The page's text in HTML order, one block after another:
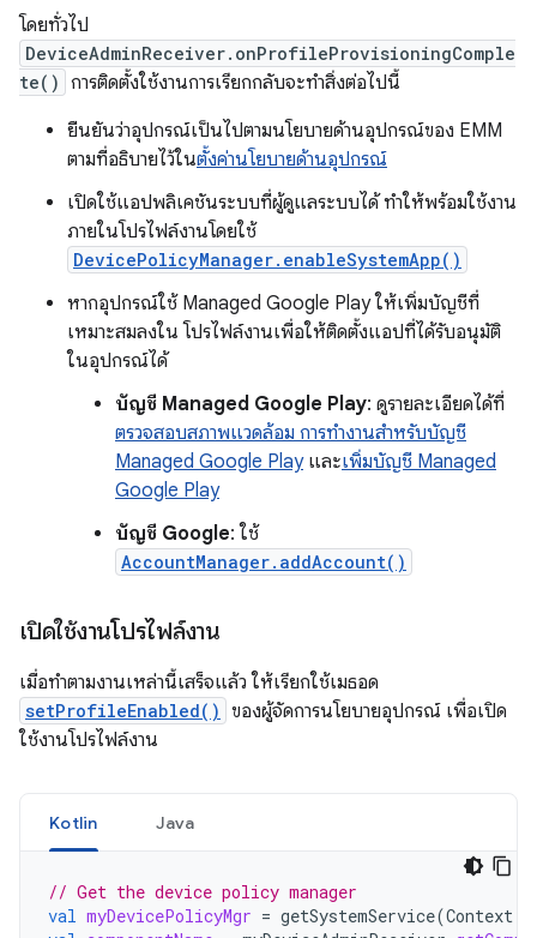
โดยทั่วไป
DeviceAdminReceiver.onProfileProvisioningComple
te() การติดตั้งใช้งานการเรียกกลับจะทำสิ่งต่อไปนี้
ยืนยันว่าอุปกรณ์เป็นไปตามนโยบายด้านอุปกรณ์ของ EMM
ตามที่อธิบายไว้ในตั้งค่านโยบายด้านอุปกรณ์
เปิดใช้แอปพลิเคชันระบบที่ผู้ดูแลระบบได้ ทำให้พร้อมใช้งาน
ภายในโปรไฟล์งานโดยใช้
DevicePolicyManager.enableSystemApp()
หากอุปกรณ์ใช้ Managed Google Play ให้เพิ่มบัญชีที่
เหมาะสมลงใน โปรไฟล์งานเพื่อให้ติดตั้งแอปที่ได้รับอนุมัติ
ในอุปกรณ์ได้
บัญชี Managed Google Play: ดูรายละเอียดได้ที่
ตรวจสอบสภาพแวดล้อม การทำงานสำหรับบัญชี
Managed Google Playและเพิ่มบัญชี Managed
Google Play
บัญชี Google: ใช้
AccountManager.addAccount()
เปิดใช้งานโปรไฟล์งาน
เมื่อทำตามงานเหล่านี้เสร็จแล้ว ให้เรียกใช้เมธอด
setProfileEnabled() ของผู้จัดการนโยบายอุปกรณ์ เพื่อเปิด
ใช้งานโปรไฟล์งาน
Kotlin Java
// Get the device policy manager
val myDevicePolicyMgr = getSystemService(Context